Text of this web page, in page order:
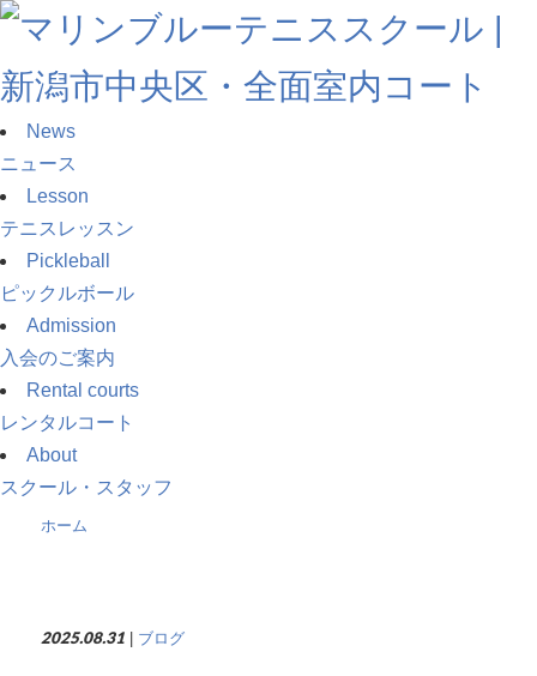
News
ニュース
Lesson
テニスレッスン
Pickleball
ピックルボール
Admission
入会のご案内
Rental courts
レンタルコート
About
スクール・スタッフ
ホーム
2025.08.31| ブログ